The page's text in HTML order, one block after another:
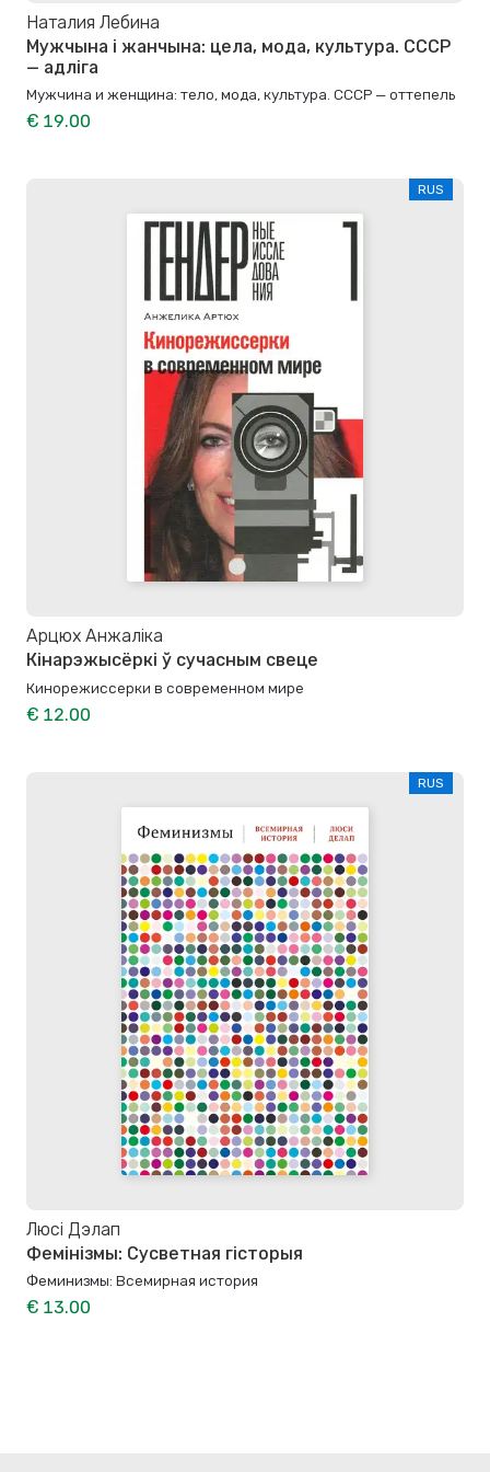
Наталия Лебина
Мужчына і жанчына: цела, мода, культура. СССР
— адліга
Мужчина и женщина: тело, мода, культура. СССР — оттепель
€ 19.00
RUS
Арцюх Анжаліка
Кінарэжысёркі ў сучасным свеце
Кинорежиссерки в современном мире
€ 12.00
RUS
Люсі Дэлап
Фемінізмы: Сусветная гісторыя
Феминизмы: Всемирная история
€ 13.00